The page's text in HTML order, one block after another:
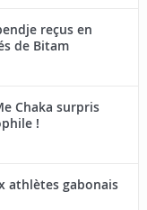
reçus en
de Bitam
Chaka surpris
!
athlètes gabonais